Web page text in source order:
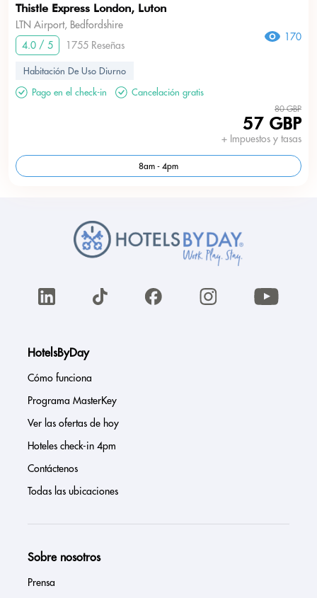
Thistle Express London, Luton
LTN Airport, Bedfordshire
4.0 / 5
1755 Reseñas
170
Habitación De Uso Diurno
Pago en el check-in
Cancelación gratis
80 GBP
57 GBP
+ Impuestos y tasas
8am - 4pm
HotelsByDay
Cómo funciona
Programa MasterKey
Ver las ofertas de hoy
Hoteles check-in 4pm
Contáctenos
Todas las ubicaciones
Sobre nosotros
Prensa